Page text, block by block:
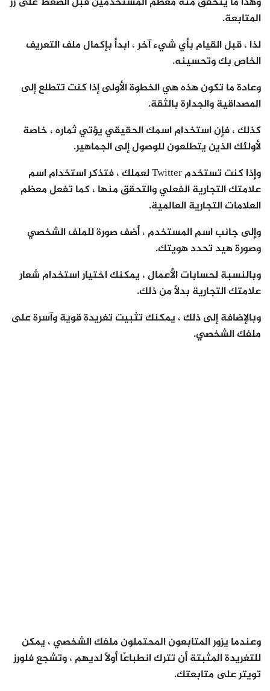
المتابعة.
لذا ، قبل القيام بأي شيء آخر ، ابدأ بإكمال ملف التعريف
الخاص بك وتحسينه.
وعادة ما تكون هذه هي الخطوة الأولى إذا كنت تتطلع إلى
المصداقية والجدارة بالثقة.
كذلك ، فإن استخدام اسمك الحقيقي يؤتي ثماره ، خاصة
لأولئك الذين يتطلعون للوصول إلى الجماهير.
وإذا كنت تستخدم Twitter لعملك ، فتذكر استخدام اسم
علامتك التجارية الفعلي والتحقق منها ، كما تفعل معظم
العلامات التجارية العالمية.
وإلى جانب اسم المستخدم ، أضف صورة للملف الشخصي
وصورة هيد تحدد هويتك.
وبالنسبة لحسابات الأعمال ، يمكنك اختيار استخدام شعار
علامتك التجارية بدلاً من ذلك.
وبالإضافة إلى ذلك ، يمكنك تثبيت تغريدة قوية وآسرة على
ملفك الشخصي.
وعندما يزور المتابعون المحتملون ملفك الشخصي ، يمكن
للتغريدة المثبتة أن تترك انطباعًا أولًا لديهم ، وتشجع فلورز
تويتر على متابعتك.